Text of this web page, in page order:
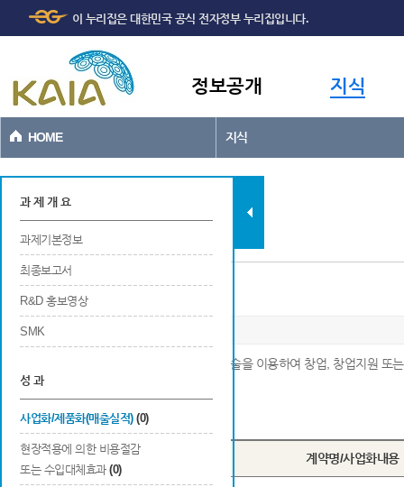
본문바로가기
이 누리집은 대한민국 공식 전자정부 누리집입니다.
정보공개 지식
HOME 지식
과제현황
과 제 개 요
과제기본정보
최종보고서
R&D 홍보영상
SMK
성 과
사업화/제품화(매출실적) (0)
현장적용에 의한 비용절감
또는 수입대체효과 (0)
사업화/제품화(매출실적)
※ 국가연구개발사업에 의해 새롭게 개발된 기술을 이용하여 창업, 창업지원 또
Total0건
번호 계약명/사업화내용